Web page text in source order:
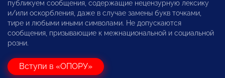
публикуем сообщения, содержащие нецензурную лексику
и/или оскорбления, даже в случае замены букв точками,
тире и любыми иными символами. Не допускаются
сообщения, призывающие к межнациональной и социальной
розни.
Вступи в «ОПОРУ»